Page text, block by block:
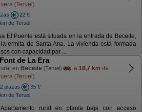
(Teruel)
22 €
de Teruel
El Puente está situada en la entrada de Beceite,
ermita de Santa Ana. La vivienda está formada
con capacidad par ...
de La Era
en Beceite (Teruel) a 18,7 km de
(Teruel)
plazas
35 €
de Teruel
Apartamento rural en planta baja con acceso